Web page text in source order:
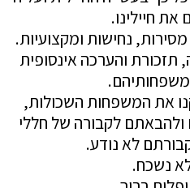
את חיילינו.
נחישות ומקצועיות.
תזכורת והערכה אינסופית
את המשפחות השכולות,
ולהבאתם לקבורה של חללי
לא נודע.
נשכח.